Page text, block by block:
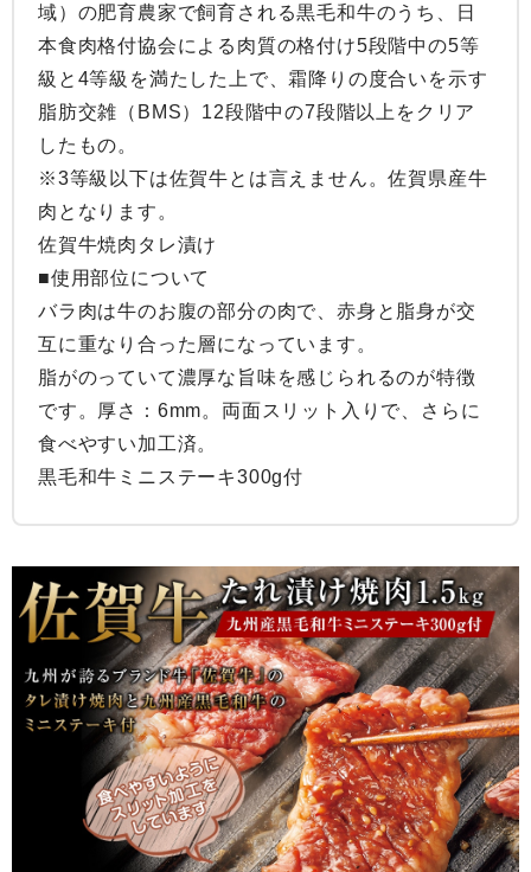
域）の肥育農家で飼育される黒毛和牛のうち、日
本食肉格付協会による肉質の格付け5段階中の5等
級と4等級を満たした上で、霜降りの度合いを示す
脂肪交雑（BMS）12段階中の7段階以上をクリア
したもの。
※3等級以下は佐賀牛とは言えません。佐賀県産牛
肉となります。
佐賀牛焼肉タレ漬け
■使用部位について
バラ肉は牛のお腹の部分の肉で、赤身と脂身が交
互に重なり合った層になっています。
脂がのっていて濃厚な旨味を感じられるのが特徴
です。厚さ：6mm。両面スリット入りで、さらに
食べやすい加工済。
黒毛和牛ミニステーキ300g付